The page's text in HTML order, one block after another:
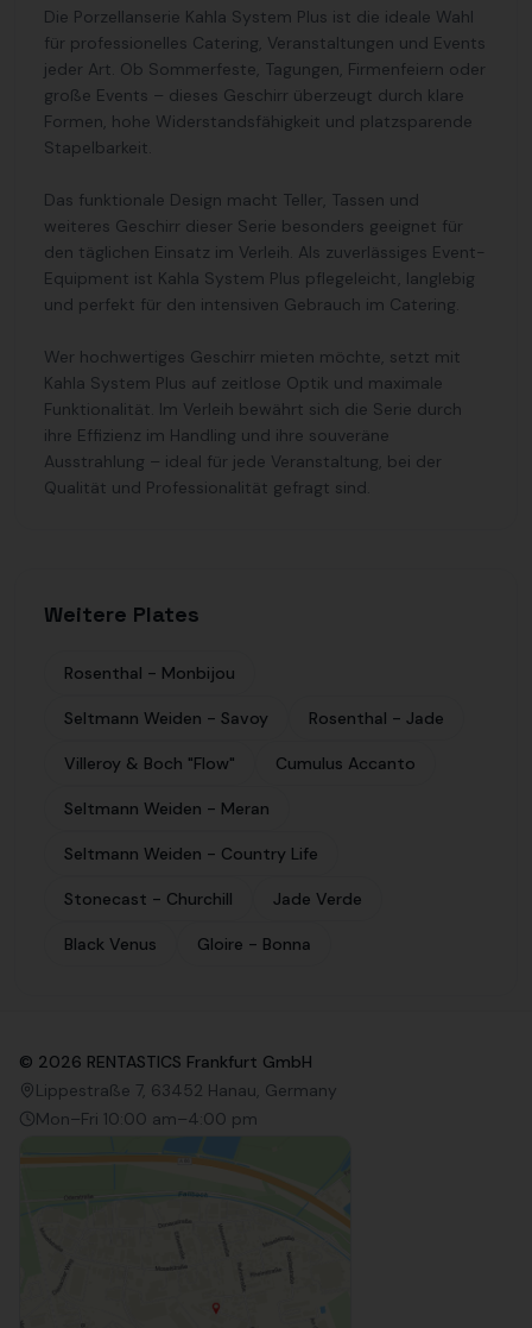
Die Porzellanserie Kahla System Plus ist die ideale Wahl
für professionelles Catering, Veranstaltungen und Events
jeder Art. Ob Sommerfeste, Tagungen, Firmenfeiern oder
große Events – dieses Geschirr überzeugt durch klare
Formen, hohe Widerstandsfähigkeit und platzsparende
Stapelbarkeit.
Das funktionale Design macht Teller, Tassen und
weiteres Geschirr dieser Serie besonders geeignet für
den täglichen Einsatz im Verleih. Als zuverlässiges Event-
Equipment ist Kahla System Plus pflegeleicht, langlebig
und perfekt für den intensiven Gebrauch im Catering.
Wer hochwertiges Geschirr mieten möchte, setzt mit
Kahla System Plus auf zeitlose Optik und maximale
Funktionalität. Im Verleih bewährt sich die Serie durch
ihre Effizienz im Handling und ihre souveräne
Ausstrahlung – ideal für jede Veranstaltung, bei der
Qualität und Professionalität gefragt sind.
Weitere Plates
Rosenthal - Monbijou
Seltmann Weiden - Savoy Rosenthal - Jade
Villeroy & Boch "Flow" Cumulus Accanto
Seltmann Weiden - Meran
Seltmann Weiden - Country Life
Stonecast - Churchill Jade Verde
Black Venus Gloire - Bonna
© 2026 RENTASTICS Frankfurt GmbH
Lippestraße 7, 63452 Hanau, Germany
Mon–Fri 10:00 am–4:00 pm